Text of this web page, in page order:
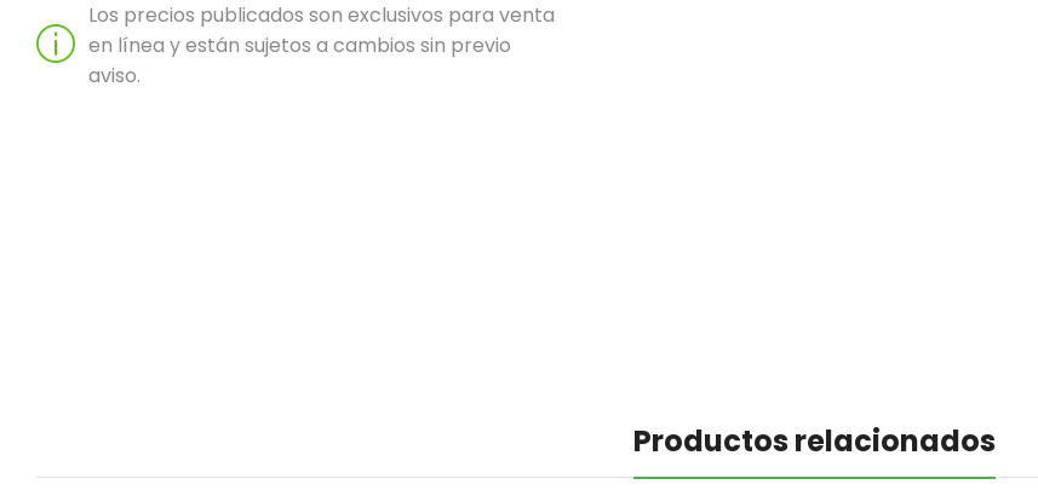
Los precios publicados son exclusivos para venta
en línea y están sujetos a cambios sin previo
aviso.
Productos relacionados